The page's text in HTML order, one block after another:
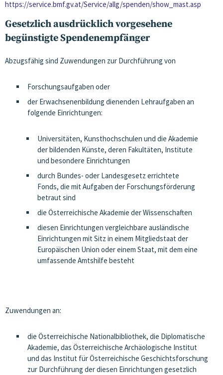
https://service.bmf.gv.at/Service/allg/spenden/show_mast.asp
Gesetzlich ausdrücklich vorgesehene
begünstigte Spendenempfänger
Abzugsfähig sind Zuwendungen zur Durchführung von
Forschungsaufgaben oder
der Erwachsenenbildung dienenden Lehraufgaben an
folgende Einrichtungen:
Universitäten, Kunsthochschulen und die Akademie
der bildenden Künste, deren Fakultäten, Institute
und besondere Einrichtungen
durch Bundes- oder Landesgesetz errichtete
Fonds, die mit Aufgaben der Forschungsförderung
betraut sind
die Österreichische Akademie der Wissenschaften
diesen Einrichtungen vergleichbare ausländische
Einrichtungen mit Sitz in einem Mitgliedstaat der
Europäischen Union oder einem Staat, mit dem eine
umfassende Amtshilfe besteht
Zuwendungen an:
die Österreichische Nationalbibliothek, die Diplomatische
Akademie, das Österreichische Archäologische Institut
und das Institut für Österreichische Geschichtsforschung
zur Durchführung der diesen Einrichtungen gesetzlich